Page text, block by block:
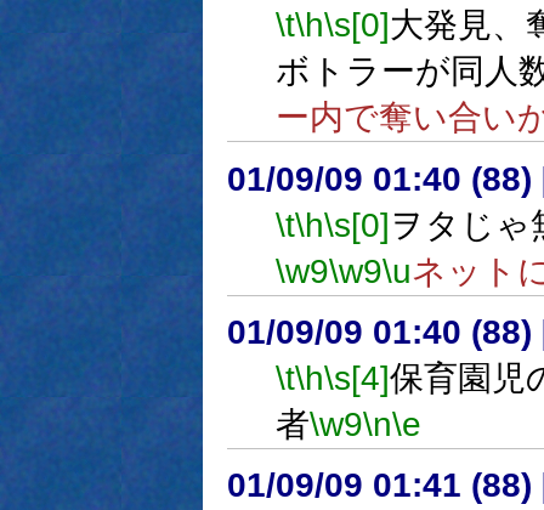
\t\h\s[0]大発見、
ボトラーが同人
ー内で奪い合い
01/09/09 01:40 (88)
\t\h\s[0]ヲタじゃ
\w9\w9\uネット
01/09/09 01:40 (88)
\t\h\s[4]保育園児
者\w9\n\e
01/09/09 01:41 (88)